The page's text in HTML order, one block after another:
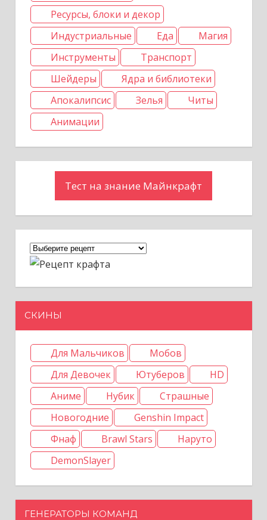
Ресурсы, блоки и декор
Индустриальные
Еда
Магия
Инструменты
Транспорт
Шейдеры
Ядра и библиотеки
Апокалипсис
Зелья
Читы
Анимации
Тест на знание Майнкрафт
СКИНЫ
Для Мальчиков
Мобов
Для Девочек
Ютуберов
HD
Аниме
Нубик
Страшные
Новогодние
Genshin Impact
Фнаф
Brawl Stars
Наруто
DemonSlayer
ГЕНЕРАТОРЫ КОМАНД